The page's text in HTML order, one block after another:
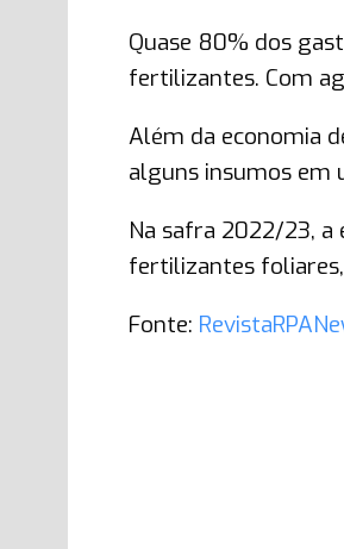
Quase 80% dos
fertilizantes. Com
Além da economia
alguns insumos em
Na safra 2022/23, a
fertilizantes
Fonte: